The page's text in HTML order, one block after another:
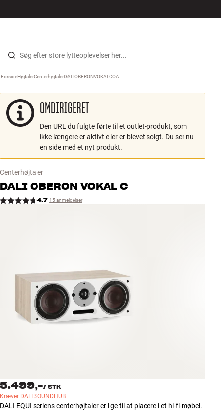
Gå til indhold
Højtaler
Høretelefoner
Surround
TV
Systemer
Kabler
MÆRKER
NYHEDER
Kundeservice
Byg med Lyd
Forside ›
Højtaler ›
Centerhøjtaler ›
DALIOBERONVOKALCOA
OMDIRIGERET
Den URL du fulgte førte til et outlet-produkt, som
ikke længere er aktivt eller er blevet solgt. Du ser nu
en side med et nyt produkt.
Centerhøjtaler
DALIOBERON VOKAL C
4.7 15 anmeldelser
5.499,-/ STK
Kræver DALI SOUNDHUB
DALI EQUI seriens centerhøjtaler er lige til at placere i et hi-fi-møbel.